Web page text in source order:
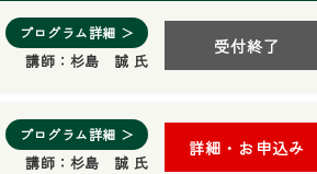
プログラム詳細 ＞
講師： 杉島 誠 氏
受付終了
プログラム詳細 ＞
講師： 杉島 誠 氏
詳細・お申込み